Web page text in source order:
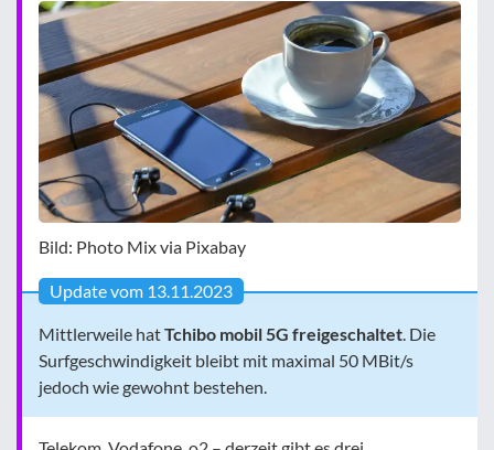
Bild: Photo Mix via Pixabay
Update vom 13.11.2023
Mittlerweile hatTchibo mobil 5G freigeschaltet. Die
Surfgeschwindigkeit bleibt mit maximal 50 MBit/s
jedoch wie gewohnt bestehen.